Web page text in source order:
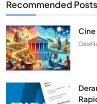
Recommended Posts
Odix